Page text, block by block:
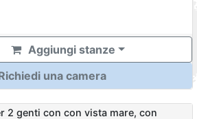
Aggiungi stanze
una camera
2 genti con con vista mare, con